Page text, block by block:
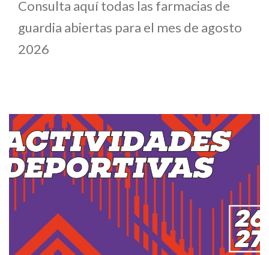
Consulta aquí todas las farmacias de
guardia abiertas para el mes de agosto
2026